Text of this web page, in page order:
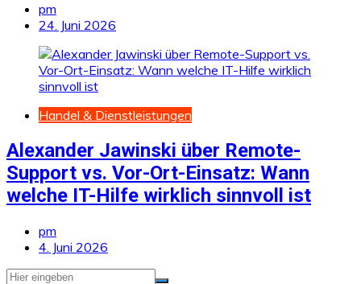
pm
24. Juni 2026
Handel & Dienstleistungen
Alexander Jawinski über Remote-
Support vs. Vor-Ort-Einsatz: Wann
welche IT-Hilfe wirklich sinnvoll ist
pm
4. Juni 2026